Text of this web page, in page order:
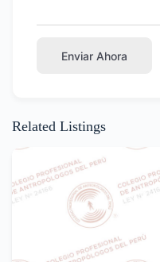
Enviar Ahora
Related Listings